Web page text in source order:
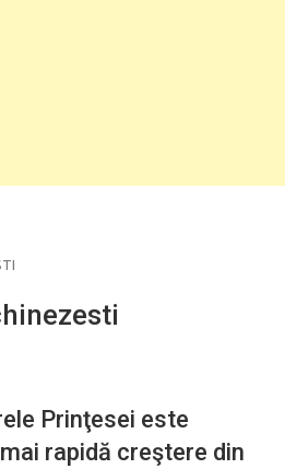
Prinţesei este
rapidă creştere din